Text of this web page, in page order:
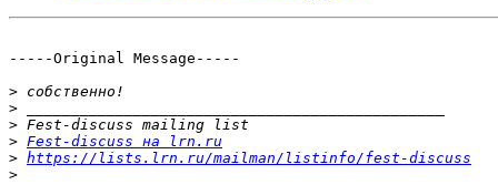
-----Original Message-----
>
>
>
> Fest-discuss на lrn.ru
> https://lists.lrn.ru/mailman/listinfo/fest-discuss
>